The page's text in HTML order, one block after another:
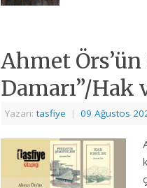
Ahmet
Damarı”/Hak
Yazarı:tasfiye | 09 Ağustos